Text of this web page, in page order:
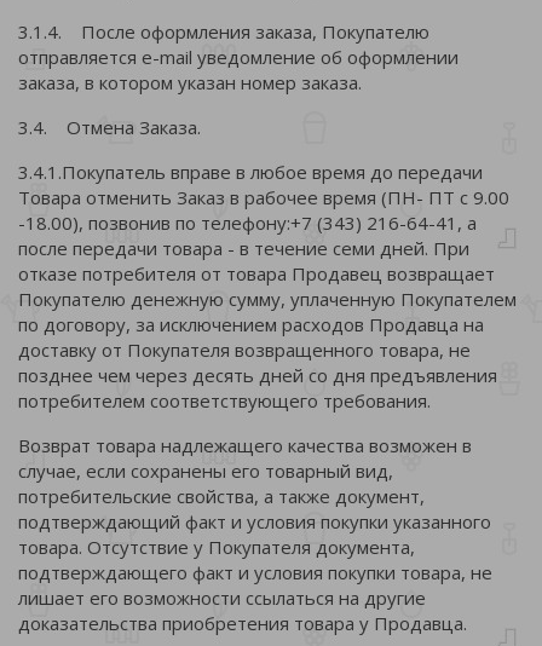
3.1.4. После оформления заказа, Покупателю
отправляется e-mail уведомление об оформлении
заказа, в котором указан номер заказа.
3.4. Отмена Заказа.
3.4.1.Покупатель вправе в любое время до передачи
Товара отменить Заказ в рабочее время (ПН- ПТ с 9.00
-18.00), позвонив по телефону:+7 (343) 216-64-41, а
после передачи товара - в течение семи дней. При
отказе потребителя от товара Продавец возвращает
Покупателю денежную сумму, уплаченную Покупателем
по договору, за исключением расходов Продавца на
доставку от Покупателя возвращенного товара, не
позднее чем через десять дней со дня предъявления
потребителем соответствующего требования.
Возврат товара надлежащего качества возможен в
случае, если сохранены его товарный вид,
потребительские свойства, а также документ,
подтверждающий факт и условия покупки указанного
товара. Отсутствие у Покупателя документа,
подтверждающего факт и условия покупки товара, не
лишает его возможности ссылаться на другие
доказательства приобретения товара у Продавца.